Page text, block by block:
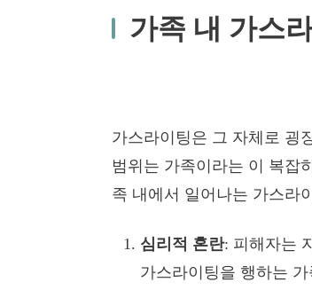
가족 내 가스
가스라이팅은 그 자체로 굉
범위는 가족이라는 이 복잡
족 내에서 일어나는 가스라
심리적 혼란: 피해자는
가스라이팅을 행하는